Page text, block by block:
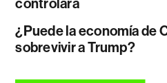
controlará
¿Puede la economía de
sobrevivir a Trump?